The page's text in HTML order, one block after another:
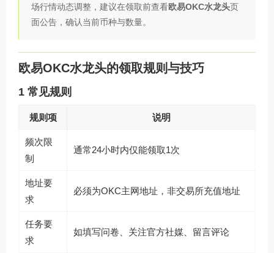
场行情动态调整，建议在领取前查看欧易OKC水龙头页
面公告，确认当前币种与数量。
欧易OKC水龙头的领取规则与技巧
1 常见规则
规则项 说明
频次限
制
通常24小时内仅能领取1次
地址要
求
必须为OKC主网地址，非交易所充值地址
任务要
求
如填写问卷、关注官方社媒、留言评论